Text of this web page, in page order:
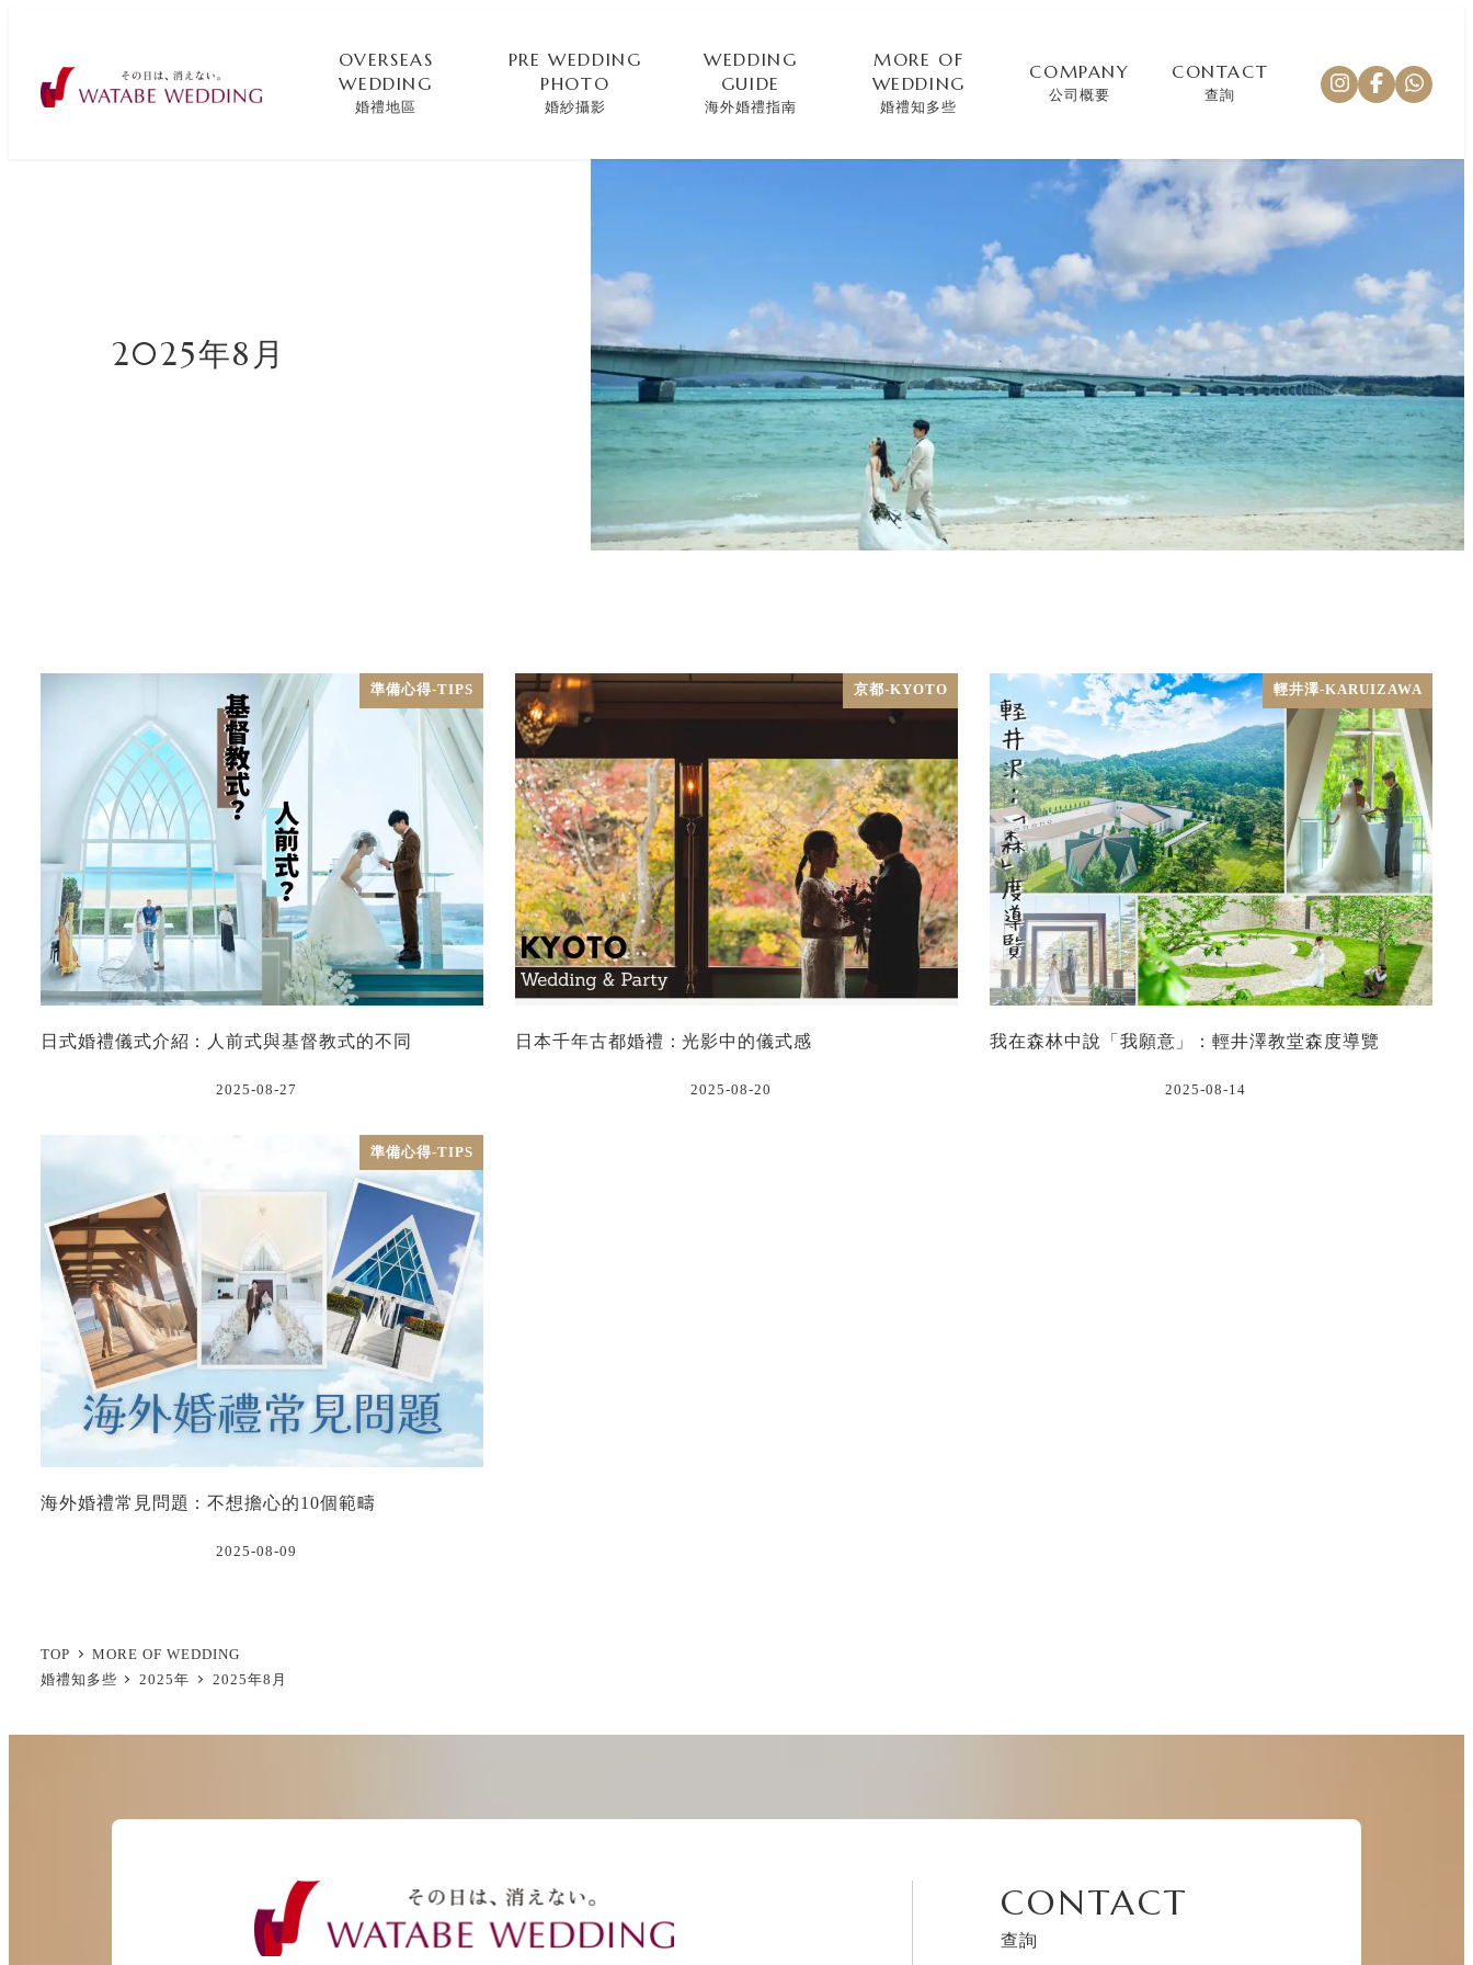
OVERSEAS
WEDDING
婚禮地區
PRE WEDDING
PHOTO
婚紗攝影
WEDDING
GUIDE
海外婚禮指南
MORE OF
WEDDING
婚禮知多些
COMPANY
公司概要
CONTACT
查詢
2025年8月
準備心得-TIPS
日式婚禮儀式介紹：人前式與基督教式的不同
2025-08-27
京都-KYOTO
日本千年古都婚禮：光影中的儀式感
2025-08-20
輕井澤-KARUIZAWA
我在森林中說「我願意」：輕井澤教堂森度導覽
2025-08-14
準備心得-TIPS
海外婚禮常見問題：不想擔心的10個範疇
2025-08-09
TOP
MORE OF WEDDING
婚禮知多些
2025年 2025年8月
CONTACT
查詢